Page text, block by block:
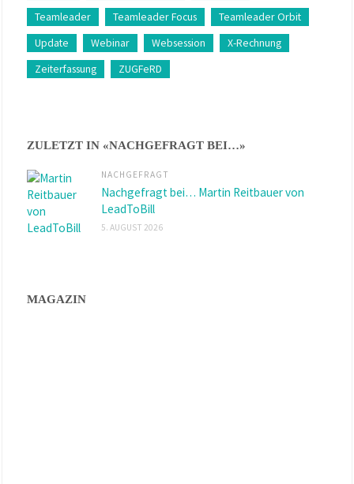
Teamleader
Teamleader Focus
Teamleader Orbit
Update
Webinar Websession
X-Rechnung
Zeiterfassung
ZUGFeRD
ZULETZT IN «NACHGEFRAGT BEI…»
NACHGEFRAGT
Nachgefragt bei… Martin Reitbauer von
LeadToBill
5. AUGUST 2026
MAGAZIN